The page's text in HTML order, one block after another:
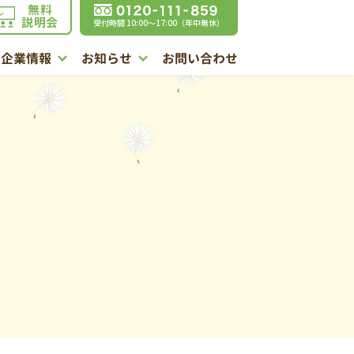
企業情報 お知らせ お問い合わせ
無料
説明会 受付時間 10:00〜17:00（年中無休）